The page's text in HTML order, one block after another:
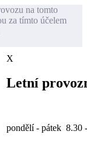
na tomto
za tímto účelem
X
Letní
pondělí - pátek 8.30